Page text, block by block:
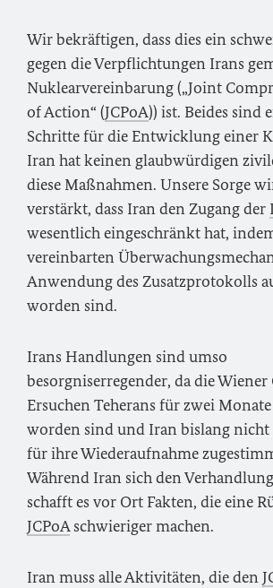
Wir bekräftigen, dass dies ein
gegen die Verpflichtungen Irans
Nuklearvereinbarung („Joint
of Action“ (JCPoA)) ist. Beides sind
Schritte für die Entwicklung einer
Iran hat keinen glaubwürdigen
diese Maßnahmen. Unsere Sorge
verstärkt, dass Iran den Zugang der
wesentlich eingeschränkt hat,
vereinbarten
Anwendung des Zusatzprotokolls
worden sind.
Irans Handlungen sind umso
besorgniserregender, da die Wiener
Ersuchen Teherans für zwei
worden sind und Iran bislang
für ihre Wiederaufnahme
Während Iran sich den
schafft es vor Ort Fakten, die eine
JCPoAschwieriger machen.
Iran muss alle Aktivitäten, die den